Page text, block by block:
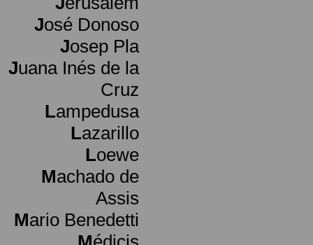
José Donoso
Josep Pla
Juana Inés de la
Cruz
Lampedusa
Lazarillo
Loewe
Machado de
Assis
Mario Benedetti